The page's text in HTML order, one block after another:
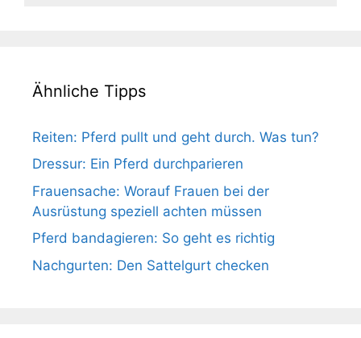
Ähnliche Tipps
Reiten: Pferd pullt und geht durch. Was tun?
Dressur: Ein Pferd durchparieren
Frauensache: Worauf Frauen bei der
Ausrüstung speziell achten müssen
Pferd bandagieren: So geht es richtig
Nachgurten: Den Sattelgurt checken